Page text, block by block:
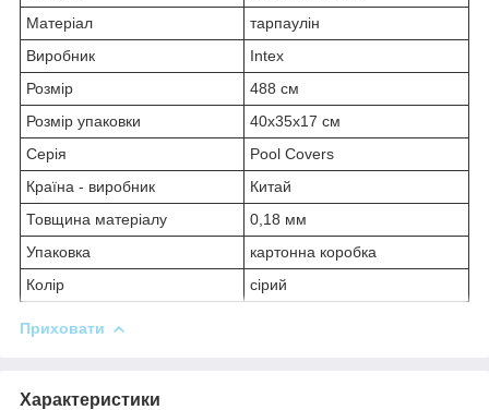
Матеріал
тарпаулін
Виробник
Intex
Розмір
488 см
Розмір упаковки
40x35x17 см
Серія
Pool Covers
Країна - виробник
Китай
Товщина матеріалу
0,18 мм
Упаковка
картонна коробка
Колір
сірий
Приховати
Характеристики